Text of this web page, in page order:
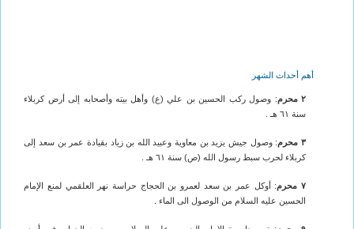
أهم أحداث الشهر
٢ محرم
: وصول ركب الحسين بن علي (ع) وأهل بيته وأصحابه إلى أرض كربلاء
سنة ٦١ هـ .
٣ محرم
: وصول جيش يزيد بن معاوية وعبيد الله بن زياد بقيادة عمر بن سعد إلى
كربلاء لحرب سبط رسول الله (ص) سنة ٦١ هـ .
٧ محرم
: أوكل عمر بن سعد لعمرو بن الحجاج حراسة نهر العلقمي لمنع الإمام
الحسين عليه السلام من الوصول الى الماء .